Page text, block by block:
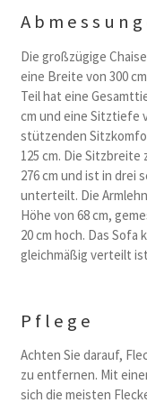
Die großzügige
eine Breite von 300
Teil hat eine
cm und eine Sitztiefe
stützenden
125 cm. Die
276 cm und ist in drei
unterteilt. Die
Höhe von 68 cm,
20 cm hoch. Das Sofa
gleichmäßig verteilt
Pflege
Achten Sie darauf,
zu entfernen. Mit
sich die meisten